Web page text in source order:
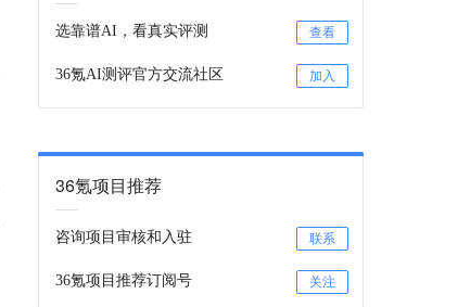
选靠谱AI，看真实评测 查看
36氪AI测评官方交流社区 加入
36氪项目推荐
咨询项目审核和入驻 联系
36氪项目推荐订阅号 关注